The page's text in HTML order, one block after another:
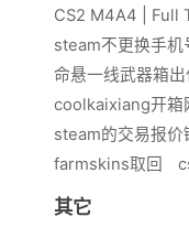
CS2 M4A4 | Full
steam不更换手机
命悬一线武器箱
coolkaixiang开箱
steam的交易报价
farmskins取回
其它